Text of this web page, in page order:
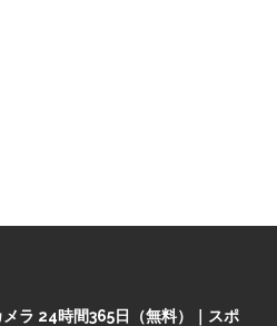
ラ 24時間365日（無料）｜スポ